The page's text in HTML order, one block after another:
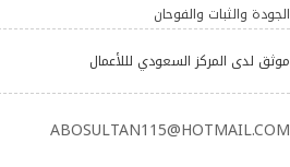
الجودة والثبات والفوحان
موثق لدى المركز السعودي لللأعمال
ABOSULTAN115@HOTMAIL.COM